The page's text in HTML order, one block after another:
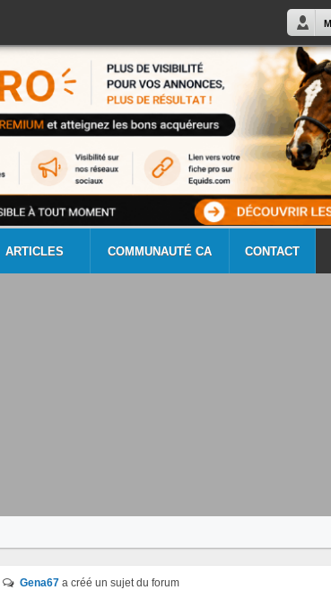
ARTICLES COMMUNAUTÉ CA CONTACT
Gena67 a créé un sujet du forum